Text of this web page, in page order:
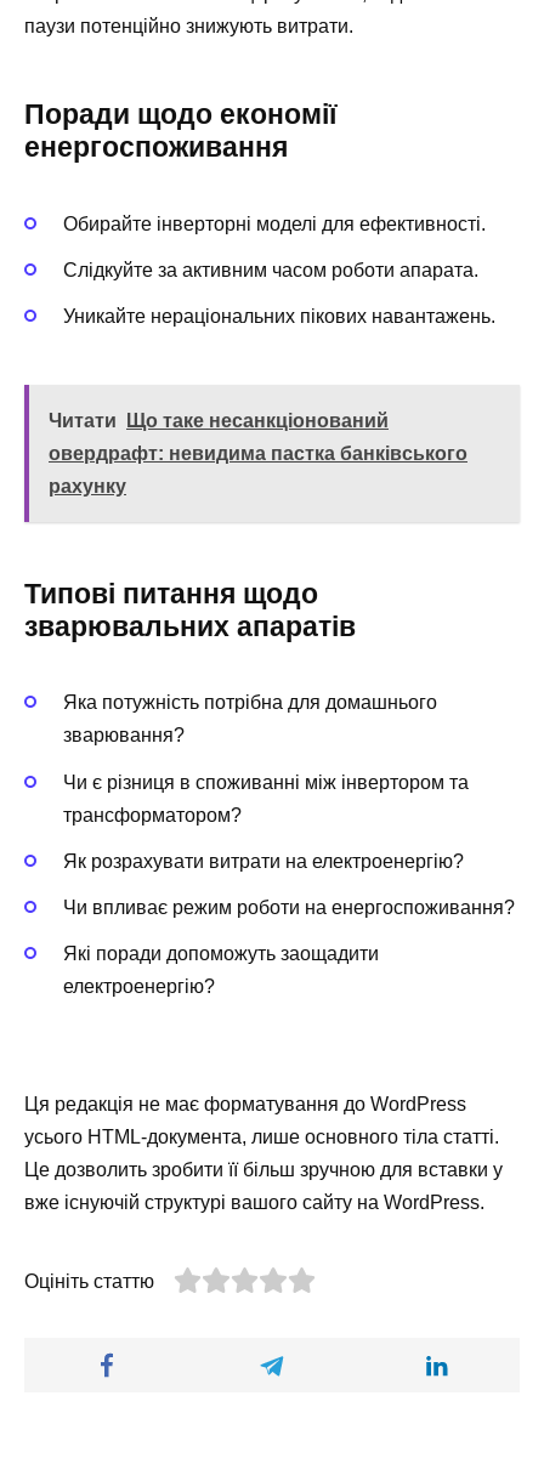
паузи потенційно знижують витрати.
Поради щодо економії
енергоспоживання
Обирайте інверторні моделі для ефективності.
Слідкуйте за активним часом роботи апарата.
Уникайте нераціональних пікових навантажень.
Читати
Що таке несанкціонований
овердрафт: невидима пастка банківського
рахунку
Типові питання щодо
зварювальних апаратів
Яка потужність потрібна для домашнього
зварювання?
Чи є різниця в споживанні між інвертором та
трансформатором?
Як розрахувати витрати на електроенергію?
Чи впливає режим роботи на енергоспоживання?
Які поради допоможуть заощадити
електроенергію?
Ця редакція не має форматування до WordPress
усього HTML-документа, лише основного тіла статті.
Це дозволить зробити її більш зручною для вставки у
вже існуючій структурі вашого сайту на WordPress.
Оцініть статтю